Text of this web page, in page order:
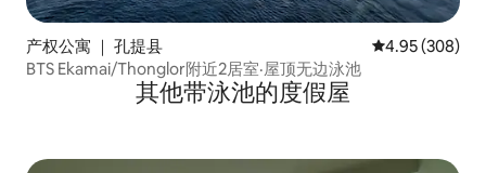
产权公寓 ｜ 孔提县 平均评分 4.95
4.95 (308)
BTS Ekamai/Thonglor附近2居室·屋顶无边泳池
其他带泳池的度假屋